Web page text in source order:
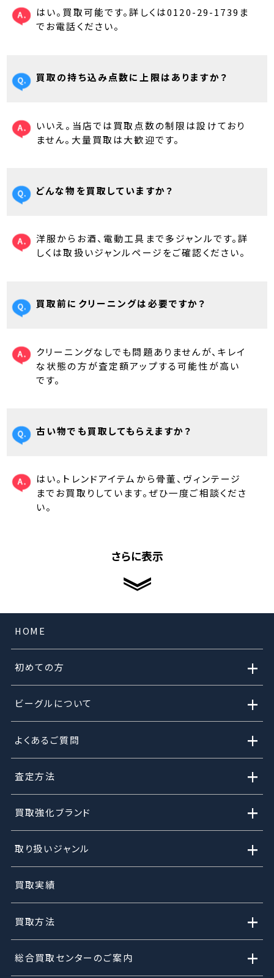
はい。買取可能です。詳しくは0120-29-1739ま
でお電話ください。
買取の持ち込み点数に上限はありますか？
いいえ。当店では買取点数の制限は設けており
ません。大量買取は大歓迎です。
どんな物を買取していますか？
洋服からお酒、電動工具まで多ジャンルです。詳
しくは取扱いジャンルページをご確認ください。
買取前にクリーニングは必要ですか？
クリーニングなしでも問題ありませんが、キレイ
な状態の方が査定額アップする可能性が高い
です。
古い物でも買取してもらえますか？
はい。トレンドアイテムから骨董、ヴィンテージ
までお買取りしています。ぜひ一度ご相談くださ
い。
さらに表示
HOME
初めての方 +
ビーグルについて +
よくあるご質問 +
査定方法 +
買取強化ブランド +
取り扱いジャンル +
買取実績
買取方法 +
総合買取センターのご案内 +